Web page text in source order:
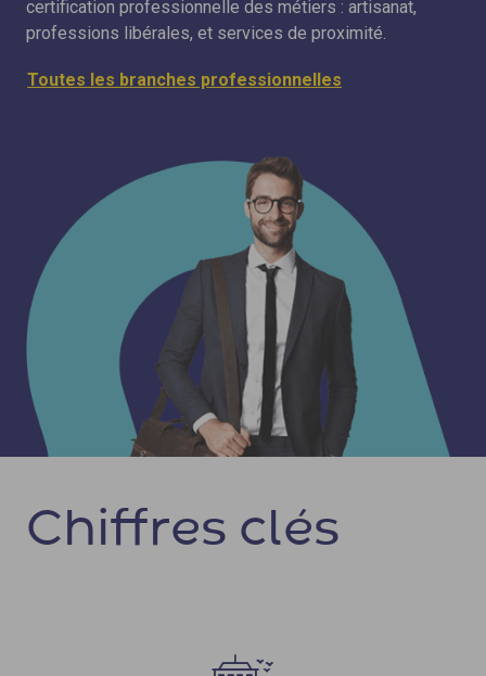
certification professionnelle des métiers : artisanat,
professions libérales, et services de proximité.
Toutes les branches professionnelles
Chiffres clés